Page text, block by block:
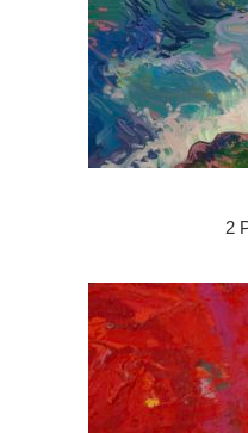
2